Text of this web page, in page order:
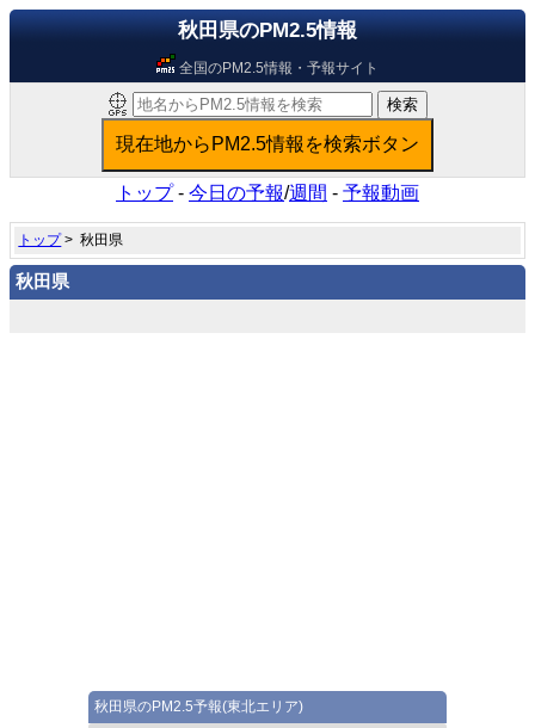
秋田県のPM2.5情報
全国のPM2.5情報・予報サイト
トップ- 今日の予報/週間 - 予報動画
トップ> 秋田県
秋田県
秋田県のPM2.5予報(東北エリア)